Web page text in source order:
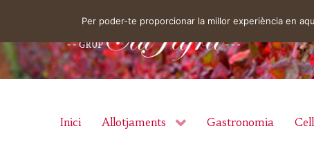
Inici Allotjaments Gastronomia
Per poder-te proporcionar la millor experiència en